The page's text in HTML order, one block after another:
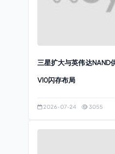
三星扩大与英伟达NAND
V10闪存布局
2026-07-24 3055